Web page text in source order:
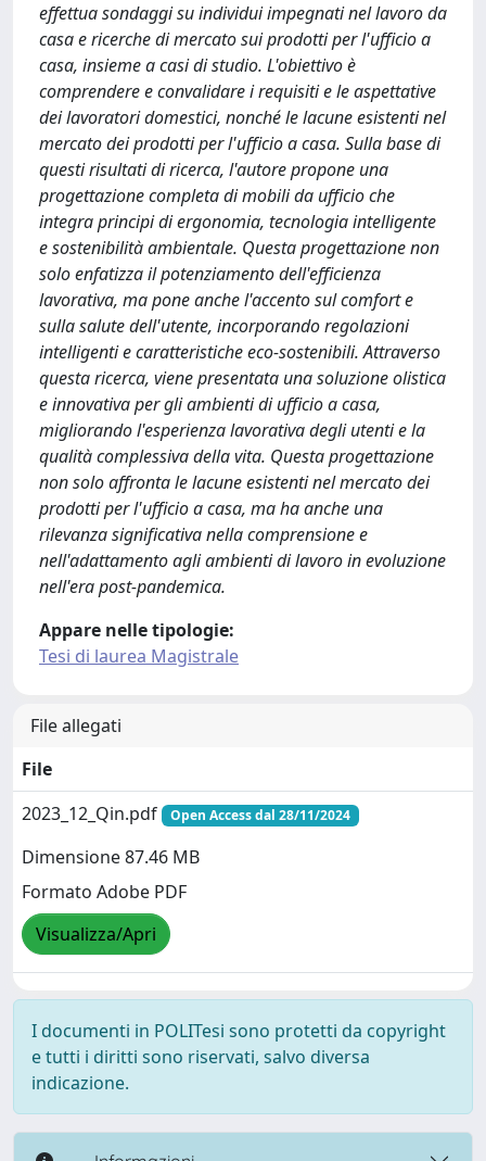
effettua sondaggi su individui impegnati nel lavoro da
casa e ricerche di mercato sui prodotti per l'ufficio a
casa, insieme a casi di studio. L'obiettivo è
comprendere e convalidare i requisiti e le aspettative
dei lavoratori domestici, nonché le lacune esistenti nel
mercato dei prodotti per l'ufficio a casa. Sulla base di
questi risultati di ricerca, l'autore propone una
progettazione completa di mobili da ufficio che
integra principi di ergonomia, tecnologia intelligente
e sostenibilità ambientale. Questa progettazione non
solo enfatizza il potenziamento dell'efficienza
lavorativa, ma pone anche l'accento sul comfort e
sulla salute dell'utente, incorporando regolazioni
intelligenti e caratteristiche eco-sostenibili. Attraverso
questa ricerca, viene presentata una soluzione olistica
e innovativa per gli ambienti di ufficio a casa,
migliorando l'esperienza lavorativa degli utenti e la
qualità complessiva della vita. Questa progettazione
non solo affronta le lacune esistenti nel mercato dei
prodotti per l'ufficio a casa, ma ha anche una
rilevanza significativa nella comprensione e
nell'adattamento agli ambienti di lavoro in evoluzione
nell'era post-pandemica.
Appare nelle tipologie:
Tesi di laurea Magistrale
File allegati
File
2023_12_Qin.pdf
Open Access dal 28/11/2024
Dimensione 87.46 MB
Formato Adobe PDF
Visualizza/Apri
I documenti in POLITesi sono protetti da copyright
e tutti i diritti sono riservati, salvo diversa
indicazione.